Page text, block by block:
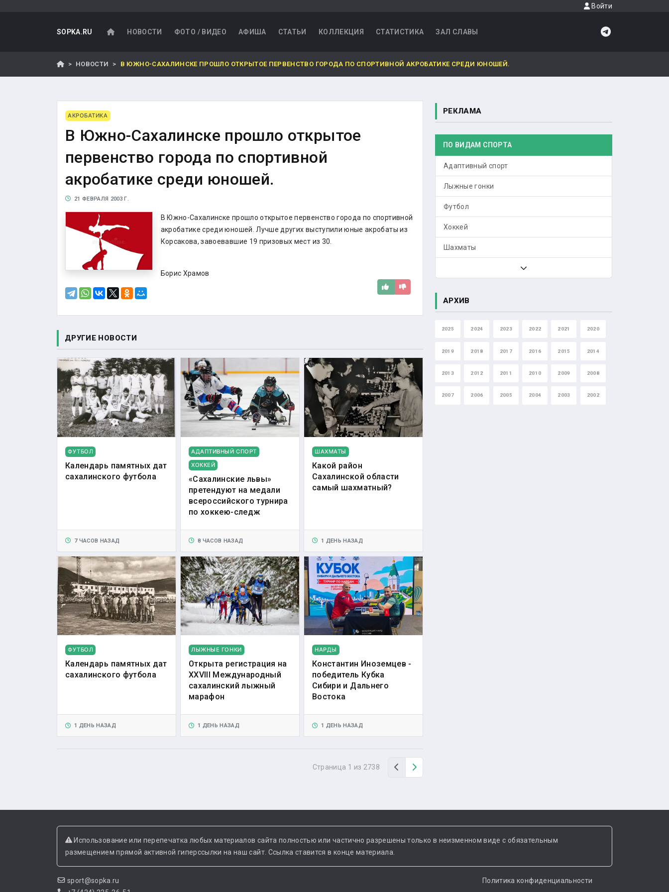
Войти
SOPKA.RU НОВОСТИ ФОТО / ВИДЕО АФИША СТАТЬИ КОЛЛЕКЦИЯ СТАТИСТИКА ЗАЛ СЛАВЫ
НОВОСТИ В ЮЖНО-САХАЛИНСКЕ ПРОШЛО ОТКРЫТОЕ ПЕРВЕНСТВО ГОРОДА ПО СПОРТИВНОЙ АКРОБАТИКЕ СРЕДИ ЮНОШЕЙ.
АКРОБАТИКА
В Южно-Сахалинске прошло открытое
первенство города по спортивной
акробатике среди юношей.
21 ФЕВРАЛЯ 2003 Г.
В Южно-Сахалинске прошло открытое первенство города по спортивной
акробатике среди юношей. Лучше других выступили юные акробаты из
Корсакова, завоевавшие 19 призовых мест из 30.
Борис Храмов
ДРУГИЕ НОВОСТИ
ФУТБОЛ
Календарь памятных дат
сахалинского футбола
7 ЧАСОВ НАЗАД
АДАПТИВНЫЙ СПОРТ
ХОККЕЙ
«Сахалинские львы»
претендуют на медали
всероссийского турнира
по хоккею-следж
8 ЧАСОВ НАЗАД
ШАХМАТЫ
Какой район
Сахалинской области
самый шахматный?
1 ДЕНЬ НАЗАД
ФУТБОЛ
Календарь памятных дат
сахалинского футбола
1 ДЕНЬ НАЗАД
ЛЫЖНЫЕ ГОНКИ
Открыта регистрация на
XXVIII Международный
сахалинский лыжный
марафон
1 ДЕНЬ НАЗАД
НАРДЫ
Константин Иноземцев -
победитель Кубка
Сибири и Дальнего
Востока
1 ДЕНЬ НАЗАД
Страница 1 из 2738 НазадВперед
РЕКЛАМА
ПО ВИДАМ СПОРТА
Адаптивный спорт
Лыжные гонки
Футбол
Хоккей
Шахматы
АРХИВ
2025 2024 2023 2022 2021 2020
2019 2018 2017 2016 2015 2014
2013 2012 2011 2010 2009 2008
2007 2006 2005 2004 2003 2002
Использование или перепечатка любых материалов сайта полностью или частично разрешены только в неизменном виде с обязательным
размещением прямой активной гиперссылки на наш сайт. Ссылка ставится в конце материала.
sport@sopka.ru
Политика конфиденциальности